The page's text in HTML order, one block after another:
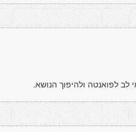
לב לפואנטה ולהיפוך הנושא.